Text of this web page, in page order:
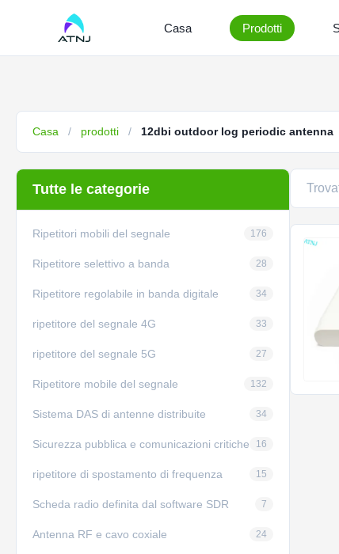
Casa Prodotti
Casa / prodotti / 12dbi outdoor log periodic antenna
Tutte le categorie
Ripetitori mobili del segnale 176
Ripetitore selettivo a banda 28
Ripetitore regolabile in banda digitale 34
ripetitore del segnale 4G 33
ripetitore del segnale 5G 27
Ripetitore mobile del segnale 132
Sistema DAS di antenne distribuite 34
Sicurezza pubblica e comunicazioni critiche 16
ripetitore di spostamento di frequenza 15
Scheda radio definita dal software SDR 7
Antenna RF e cavo coxiale 24